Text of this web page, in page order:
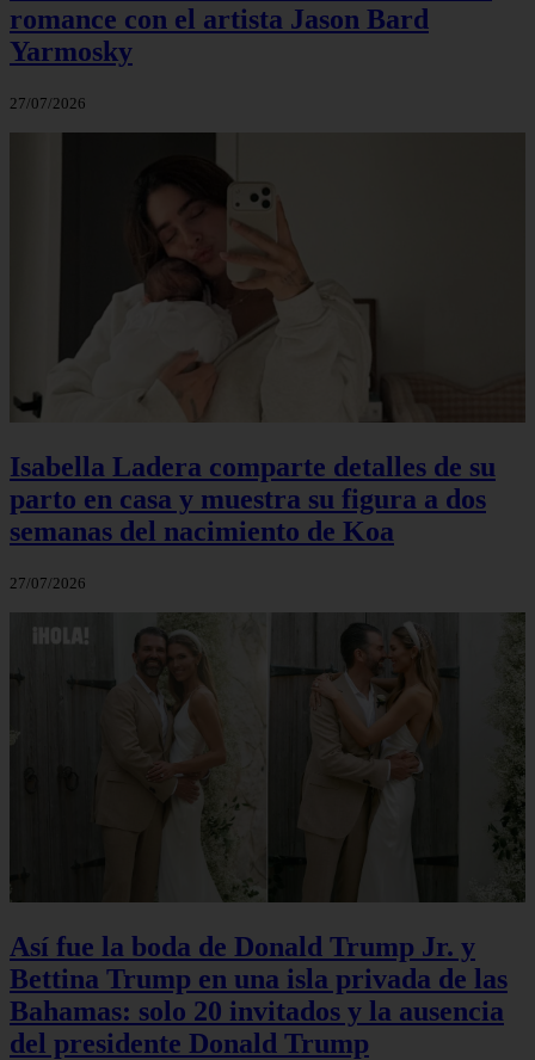
romance con el artista Jason Bard
Yarmosky
27/07/2026
Isabella Ladera comparte detalles de su
parto en casa y muestra su figura a dos
semanas del nacimiento de Koa
27/07/2026
Así fue la boda de Donald Trump Jr. y
Bettina Trump en una isla privada de las
Bahamas: solo 20 invitados y la ausencia
del presidente Donald Trump